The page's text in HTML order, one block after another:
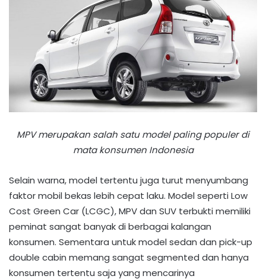
MPV merupakan salah satu model paling populer di
mata konsumen Indonesia
Selain warna, model tertentu juga turut menyumbang
faktor mobil bekas lebih cepat laku. Model seperti Low
Cost Green Car (LCGC), MPV dan SUV terbukti memiliki
peminat sangat banyak di berbagai kalangan
konsumen. Sementara untuk model sedan dan pick-up
double cabin memang sangat segmented dan hanya
konsumen tertentu saja yang mencarinya